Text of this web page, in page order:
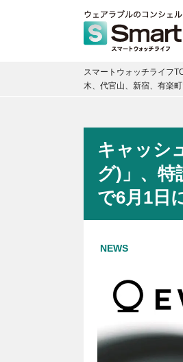
スマートウォッチライフ
木、代官山、新宿、有楽
キャッシ
グ)」、特
で6月1日
NEWS